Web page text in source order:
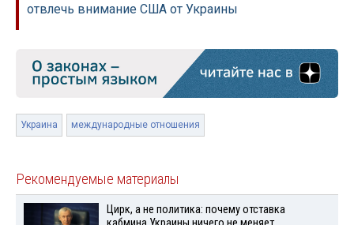
отвлечь внимание США от Украины
Украина международные отношения
Рекомендуемые материалы
Цирк, а не политика: почему отставка